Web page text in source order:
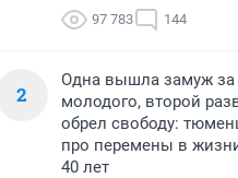
97 783 144
2
Одна вышла замуж за
молодого, второй
обрел свободу:
про перемены в
40 лет